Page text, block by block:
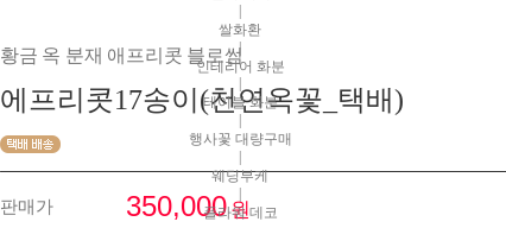
|
쌀화환
|
인테리어 화분
테이블 화분
행사꽃 대량구매
|
웨딩부케
|
플라워 데코
황금 옥 분재 애프리콧 블로썸
에프리콧17송이(천연옥꽃_택배)
판매가 350,000원